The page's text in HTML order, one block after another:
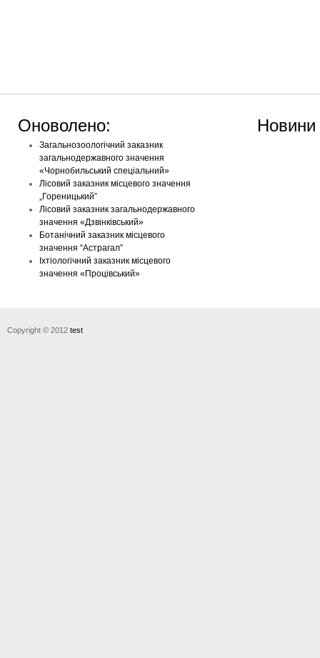
Оноволено:
Загальнозоологічний заказник
загальнодержавного значення
«Чорнобильський спеціальний»
Лісовий заказник місцевого значення
„Гореницький”
Лісовий заказник загальнодержавного
значення «Дзвінківський»
Ботанічний заказник місцевого
значення “Астрагал”
Іхтіологічний заказник місцевого
значення «Процівський»
Copyright © 2012 test